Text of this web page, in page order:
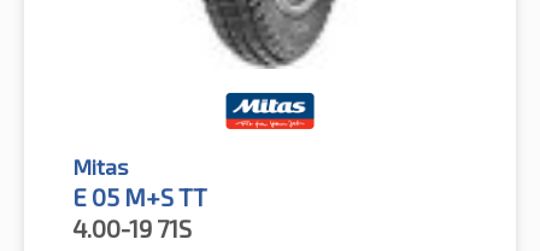
Mitas
E 05 M+S TT
4.00-19 71S